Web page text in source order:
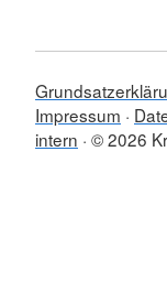
Impressum
intern © 2026